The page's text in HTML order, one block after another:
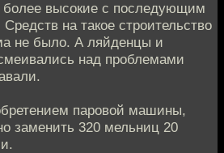
более высокие с последующим
на такое строительство
не было. А ляйденцы и
над проблемами
паровой машины,
заменить 320 мельниц 20